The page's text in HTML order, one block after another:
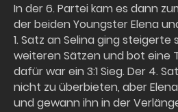
In der 6. Partei kam es dann
der beiden Youngster Elena
1. Satz an Selina ging steigerte
weiteren Sätzen und bot eine
dafür war ein 3:1 Sieg. Der 4.
nicht zu überbieten, aber
und gewann ihn in der